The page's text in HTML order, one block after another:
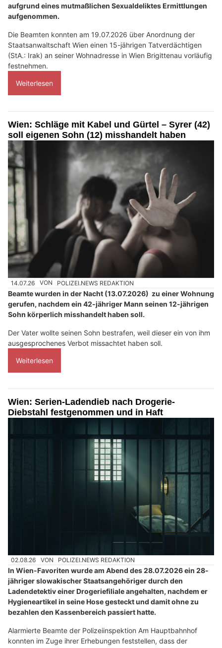
aufgrund eines mutmaßlichen Sexualdeliktes Ermittlungen
aufgenommen.
Die Beamten konnten am 19.07.2026 über Anordnung der
Staatsanwaltschaft Wien einen 15-jährigen Tatverdächtigen
(StA.: Irak) an seiner Wohnadresse in Wien Brigittenau vorläufig
festnehmen.
Weiterlesen
Wien: Schläge mit Kabel und Gürtel – Syrer (42)
soll eigenen Sohn (12) misshandelt haben
14.07.26 VON POLIZEI.NEWS REDAKTION
Beamte wurden in der Nacht (13.07.2026) zu einer Wohnung
gerufen, nachdem ein 42-jähriger Mann seinen 12-jährigen
Sohn körperlich misshandelt haben soll.
Der Vater wollte seinen Sohn bestrafen, weil dieser ein von ihm
ausgesprochenes Verbot missachtet haben soll.
Weiterlesen
Wien: Serien-Ladendieb nach Drogerie-
Diebstahl festgenommen und in Haft
02.08.26 VON POLIZEI.NEWS REDAKTION
In Wien-Favoriten wurde am Abend des 28.07.2026 ein 28-
jähriger slowakischer Staatsangehöriger durch den
Ladendetektiv einer Drogeriefiliale angehalten, nachdem er
Hygieneartikel in seine Hose gesteckt und damit ohne zu
bezahlen den Kassenbereich passiert hatte.
Alarmierte Beamte der Polizeiinspektion Am Hauptbahnhof
konnten im Zuge ihrer Erhebungen feststellen, dass der